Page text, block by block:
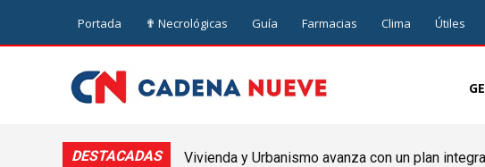
Portada ✟ Necrológicas Guía Farmacias Clima Útiles
DESTACADAS
Vivienda y Urbanismo avanza con un plan